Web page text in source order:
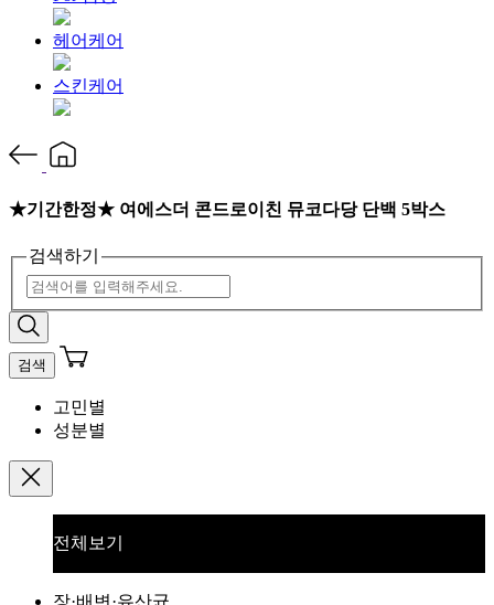
헤어케어
스킨케어
★기간한정★ 여에스더 콘드로이친 뮤코다당 단백 5박스
검색하기
검색
고민별
성분별
전체보기
장·배변·유산균